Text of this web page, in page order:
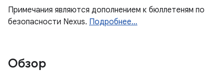
Примечания являются дополнением к бюллетеням по
безопасности Nexus. Подробнее…
Обзор